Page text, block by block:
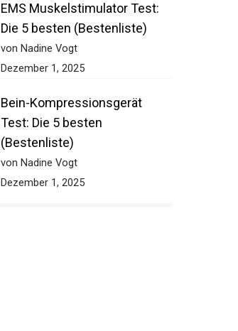
EMS Muskelstimulator Test:
Die 5 besten (Bestenliste)
von Nadine Vogt
Dezember 1, 2025
Bein-Kompressionsgerät
Test: Die 5 besten
(Bestenliste)
von Nadine Vogt
Dezember 1, 2025